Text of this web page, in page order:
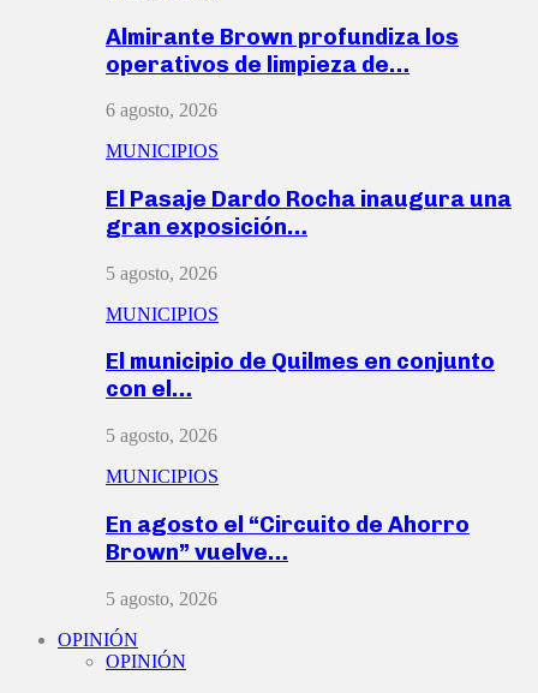
Almirante Brown profundiza los
operativos de limpieza de…
6 agosto, 2026
MUNICIPIOS
El Pasaje Dardo Rocha inaugura una
gran exposición…
5 agosto, 2026
MUNICIPIOS
El municipio de Quilmes en conjunto
con el…
5 agosto, 2026
MUNICIPIOS
En agosto el “Circuito de Ahorro
Brown” vuelve…
5 agosto, 2026
OPINIÓN
OPINIÓN